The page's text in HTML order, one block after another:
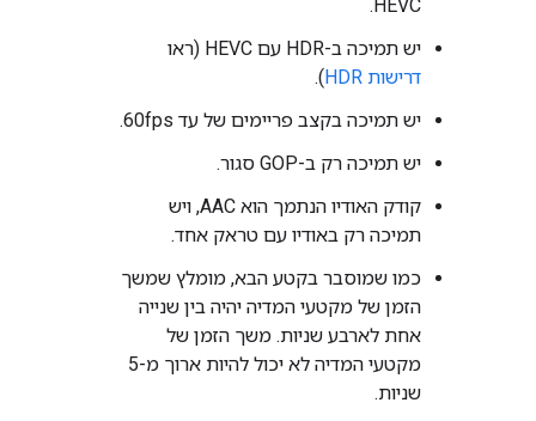
HEVC.
יש תמיכה ב-HDR עם HEVC (ראו
דרישות HDR
).
יש תמיכה בקצב פריימים של עד 60fps.
יש תמיכה רק ב-GOP סגור.
קודק האודיו הנתמך הוא AAC, ויש
תמיכה רק באודיו עם טראק אחד.
כמו שמוסבר בקטע הבא, מומלץ שמשך
הזמן של מקטעי המדיה יהיה בין שנייה
אחת לארבע שניות. משך הזמן של
מקטעי המדיה לא יכול להיות ארוך מ-5
שניות.